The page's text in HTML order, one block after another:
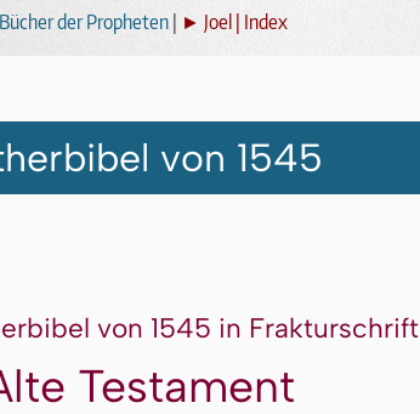
der Propheten ► Joel | Index
von 1545
von 1545 in Frakturschrift
Testament